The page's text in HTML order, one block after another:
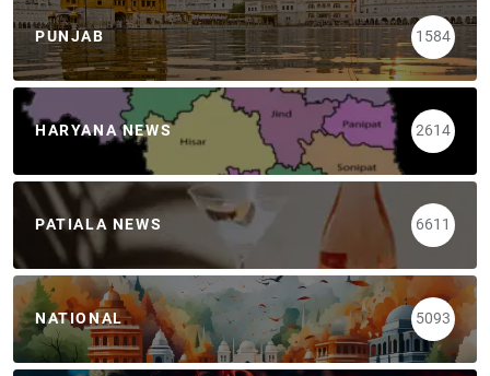
PUNJAB 1584
HARYANA NEWS 2614
PATIALA NEWS 6611
NATIONAL 5093